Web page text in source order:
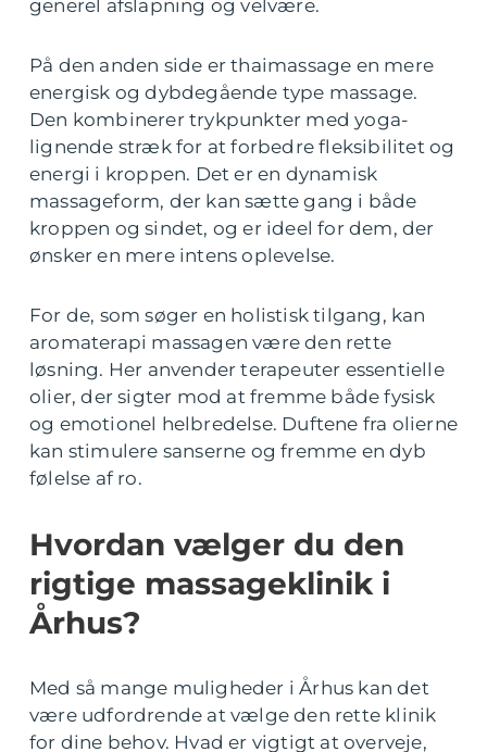
generel afslapning og velvære.
På den anden side er thaimassage en mere
energisk og dybdegående type massage.
Den kombinerer trykpunkter med yoga-
lignende stræk for at forbedre fleksibilitet og
energi i kroppen. Det er en dynamisk
massageform, der kan sætte gang i både
kroppen og sindet, og er ideel for dem, der
ønsker en mere intens oplevelse.
For de, som søger en holistisk tilgang, kan
aromaterapi massagen være den rette
løsning. Her anvender terapeuter essentielle
olier, der sigter mod at fremme både fysisk
og emotionel helbredelse. Duftene fra olierne
kan stimulere sanserne og fremme en dyb
følelse af ro.
Hvordan vælger du den
rigtige massageklinik i
Århus?
Med så mange muligheder i Århus kan det
være udfordrende at vælge den rette klinik
for dine behov. Hvad er vigtigt at overveje,